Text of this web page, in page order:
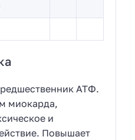
АТФ.
миокарда,
и
Повышает